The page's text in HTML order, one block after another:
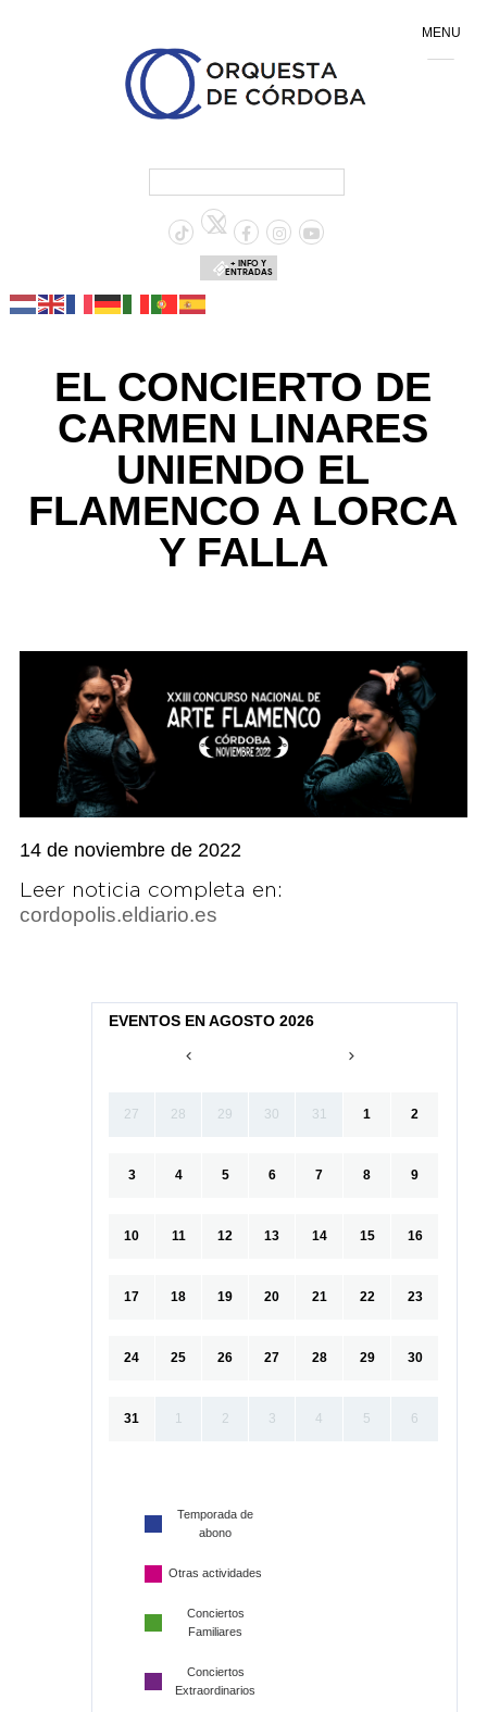
+ INFO Y
ENTRADAS
EL CONCIERTO DE
CARMEN LINARES
UNIENDO EL
FLAMENCO A LORCA
Y FALLA
14 de noviembre de 2022
Leer noticia completa en:
cordopolis.eldiario.es
EVENTOS EN AGOSTO 2026
27 28 29 30 31 1 2
3 4 5 6 7 8 9
10 11 12 13 14 15 16
17 18 19 20 21 22 23
24 25 26 27 28 29 30
31 1 2 3 4 5 6
Temporada de
abono
Otras actividades
Conciertos
Familiares
Conciertos
Extraordinarios
MENU